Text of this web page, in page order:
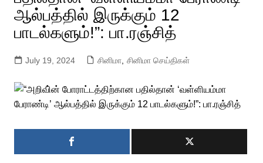
ஆல்பத்தில் இருக்கும் 12
பாடல்களும்!”: பா.ரஞ்சித்
July 19, 2024 சினிமா, சினிமா செய்திகள்